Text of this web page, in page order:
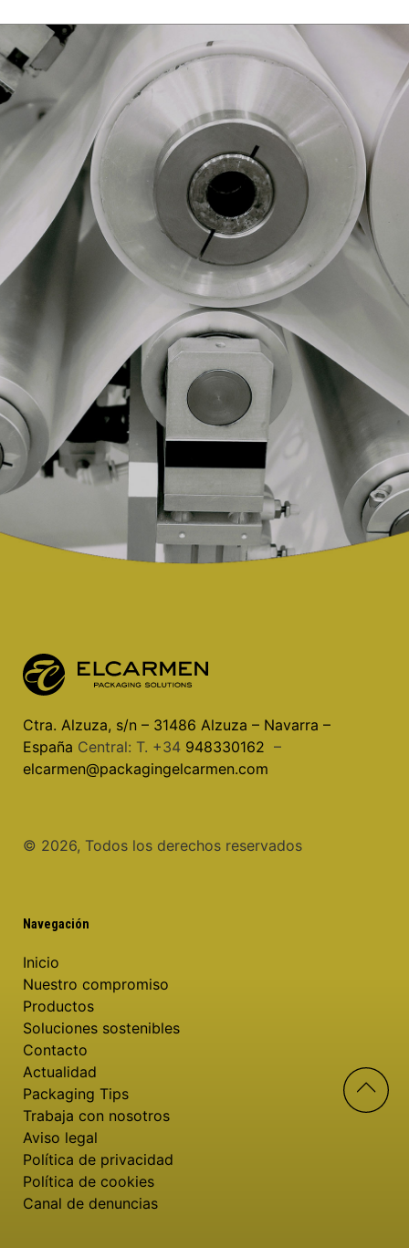
Ctra. Alzuza, s/n – 31486 Alzuza – Navarra –
España Central: T. +34 948330162 –
elcarmen@packagingelcarmen.com
©️ 2026, Todos los derechos reservados
Navegación
Inicio
Nuestro compromiso
Productos
Soluciones sostenibles
Contacto
Actualidad
Packaging Tips
Trabaja con nosotros
Aviso legal
Política de privacidad
Política de cookies
Canal de denuncias